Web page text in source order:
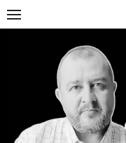
Skip
to